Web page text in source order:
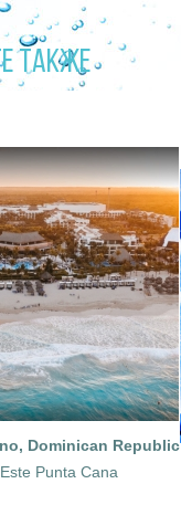
ТАКЖЕ
Dominican Republic
Punta Cana